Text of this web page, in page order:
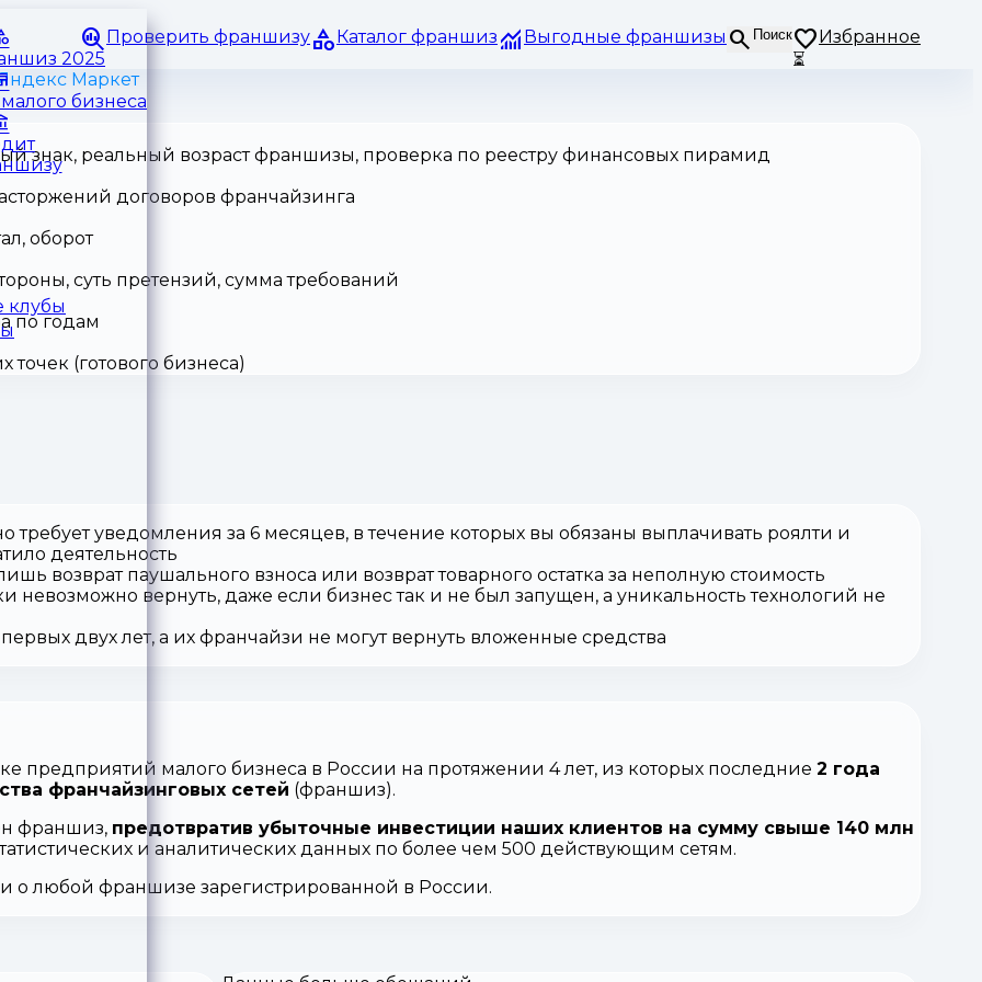
Проверить франшизу Каталог франшиз Выгодные франшизы Поиск
Избранное
⏳
2025
бизнеса
клубы
Маркет
знак, реальный возраст франшизы, проверка по реестру финансовых пирамид
договоров франчайзинга
оборот
суть претензий, сумма требований
по годам
(готового бизнеса)
требует уведомления за 6 месяцев, в течение которых вы обязаны выплачивать роялти и
деятельность
возврат паушального взноса или возврат товарного остатка за неполную стоимость
невозможно вернуть, даже если бизнес так и не был запущен, а уникальность технологий не
двух лет, а их франчайзи не могут вернуть вложенные средства
предприятий малого бизнеса в России на протяжении 4 лет, из которых последние 2 года
франчайзинговых сетей (франшиз).
франшиз, предотвратив убыточные инвестиции наших клиентов на сумму свыше 140 млн
и аналитических данных по более чем 500 действующим сетям.
о любой франшизе зарегистрированной в России.